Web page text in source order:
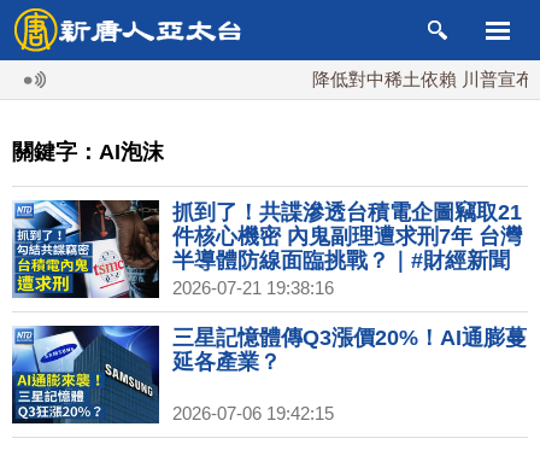
降低對中稀土依賴 川普宣布礦
關鍵字：AI泡沫
抓到了！共諜滲透台積電企圖竊取21
件核心機密 內鬼副理遭求刑7年 台灣
半導體防線面臨挑戰？｜#財經新聞
｜20260721(二)
2026-07-21 19:38:16
三星記憶體傳Q3漲價20%！AI通膨蔓
延各產業？
2026-07-06 19:42:15